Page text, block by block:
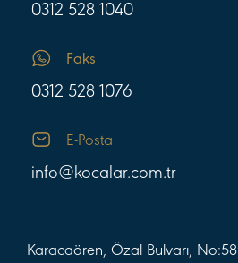
0312 528 1040
Faks
0312 528 1076
E-Posta
info@kocalar.com.tr
Karacaören, Özal Bulvarı, No:58